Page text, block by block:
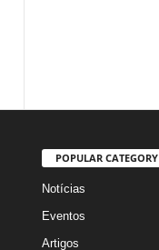
POPULAR CATEGORY
Notícias
Eventos
Artigos